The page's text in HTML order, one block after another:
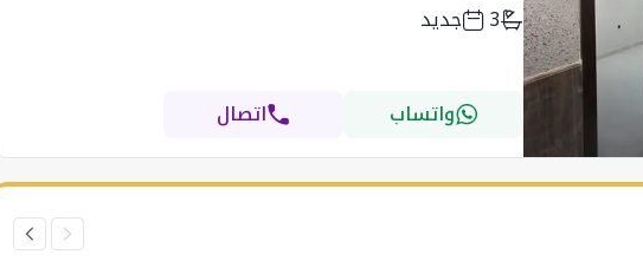
3
جديد
واتساب اتصال